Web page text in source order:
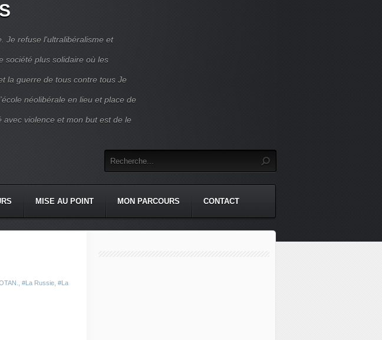
Je refuse l'ultralibéralisme et
société plus solidaire où les
la guerre de tous contre tous Je
néolibérale en lieu et place de
avec violence et mon but est de le
MISE AU POINT MON PARCOURS CONTACT
#La Russie #La